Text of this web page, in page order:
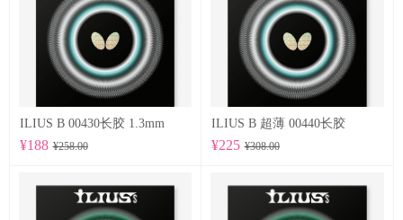
ILIUS B 00430长胶 1.3mm
¥188 ¥258.00
ILIUS B 超薄 00440长胶
¥225 ¥308.00